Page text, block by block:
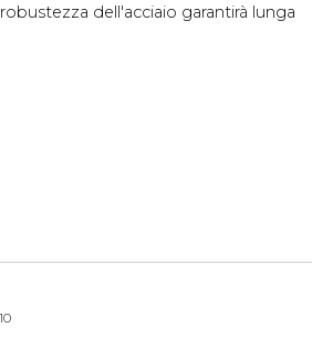
dell'acciaio garantirà lunga